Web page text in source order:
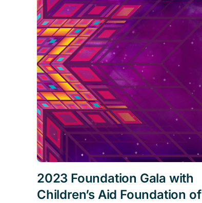
2023 Foundation Gala with
Children’s Aid Foundation of